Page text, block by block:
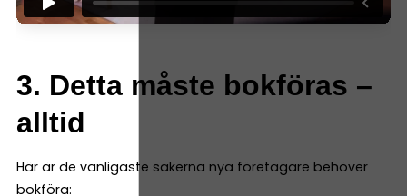
3. Detta måste bokföras –
alltid
Här är de vanligaste sakerna nya företagare behöver
bokföra: